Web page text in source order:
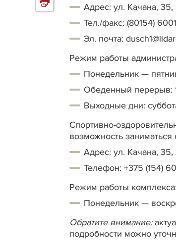
Адрес: ул. Качана, 35,
Тел./факс: (80154)
Эл. почта:
Режим работы
Понедельник —
Обеденный перерыв:
Выходные дни:
Спортивно-
возможность
Адрес: ул. Качана,
Телефон: +375 (154)
Режим работы комплекса:
Понедельник —
Обратите внимание:
подробности можно